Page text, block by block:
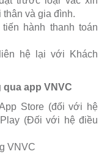
và gia đình.
hành thanh toán
hệ lại với Khách
app VNVC
Store (đối với hệ
(Đối với hệ điều
VNVC